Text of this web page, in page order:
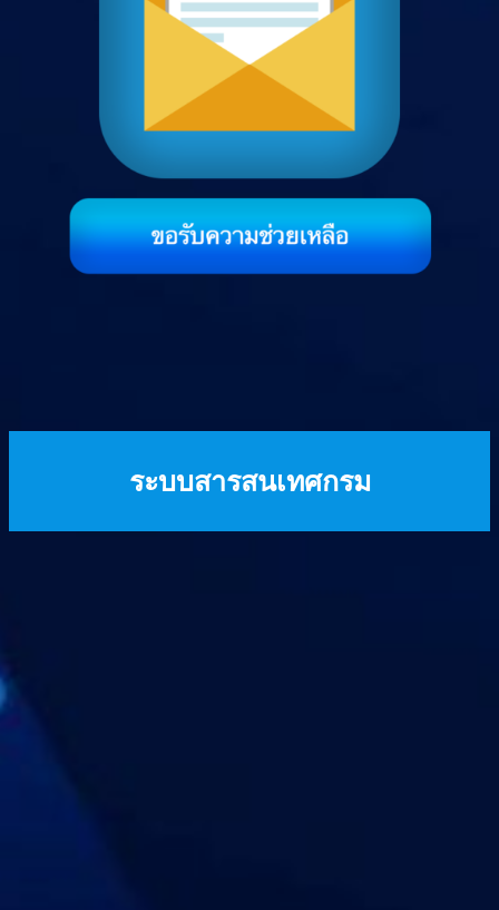
ระบบสารสนเทศกรม